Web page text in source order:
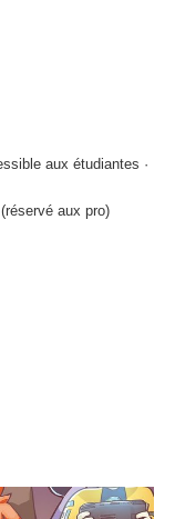
aux étudiantes ·
aux pro)